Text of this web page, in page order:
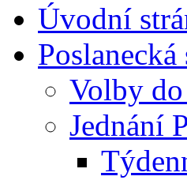
Úvodní
Volby do
Jednání